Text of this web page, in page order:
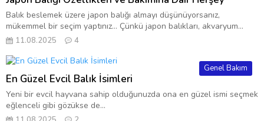
Balık beslemek üzere japon balığı almayı düşünüyorsanız,
mükemmel bir seçim yaptınız… Çünkü japon balıkları, akvaryum...
11.08.2025 4
Genel Bakım
En Güzel Evcil Balık İsimleri
Yeni bir evcil hayvana sahip olduğunuzda ona en güzel ismi seçmek
eğlenceli gibi gözükse de...